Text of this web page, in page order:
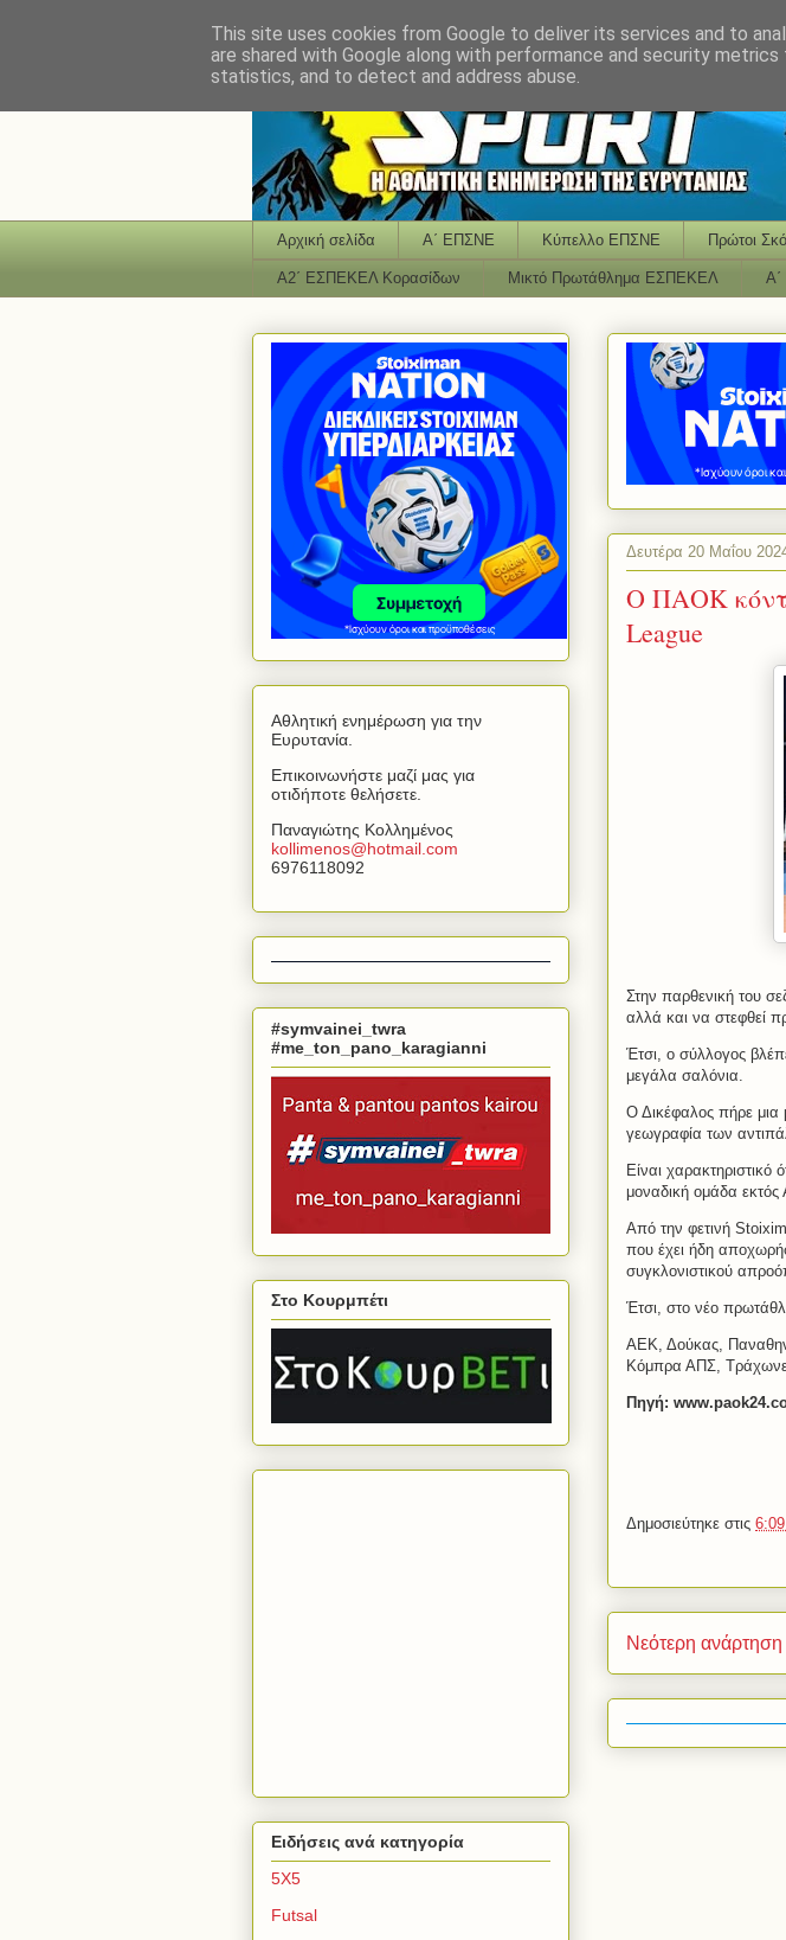
Αρχική σελίδα Α΄ ΕΠΣΝΕ Κύπελλο ΕΠΣΝΕ Πρώτοι
Α2΄ ΕΣΠΕΚΕΛ Κορασίδων Μικτό Πρωτάθλημα ΕΣΠΕΚΕΛ
Δευτέρα 20 Μαΐου
Ο ΠΑΟΚ
League
Στην παρθενική του
αλλά και να στεφθεί
Έτσι, ο σύλλογος
μεγάλα σαλόνια.
Ο Δικέφαλος πήρε μια
γεωγραφία των
Είναι
μοναδική ομάδα
Από την φετινή
που έχει ήδη
συγκλονιστικού
Έτσι, στο νέο
ΑΕΚ, Δούκας,
Κόμπρα ΑΠΣ,
Πηγή:
Δημοσιεύτηκε στις
Νεότερη ανάρτηση
Αθλητική ενημέρωση για την
Ευρυτανία.
Επικοινωνήστε μαζί μας για
οτιδήποτε θελήσετε.
Παναγιώτης Κολλημένος
kollimenos@hotmail com
6976118092
#symvainei_twra
#me_ton_pano_karagianni
Στο Κουρμπέτι
Ειδήσεις ανά κατηγορία
5Χ5
Futsal
This site uses cookies from Google to deliver its services and to
are shared with Google along with performance and security
statistics, and to detect and address abuse.